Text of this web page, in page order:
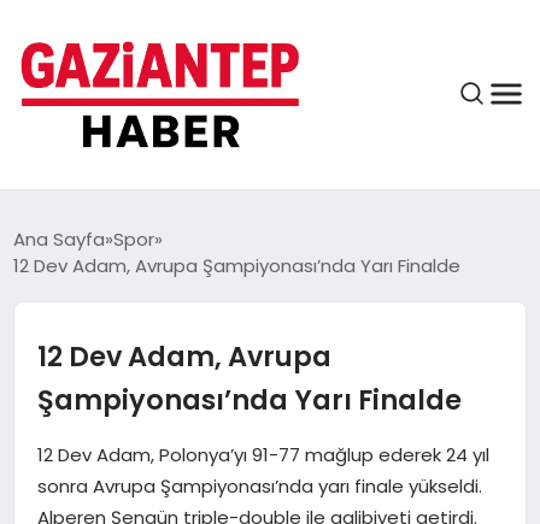
ASAYIŞ
FINANS
KÜLTÜR VE SANAT
Ana Sayfa Spor
12 Dev Adam, Avrupa Şampiyonası’nda Yarı Finalde
12 Dev Adam, Avrupa
Şampiyonası’nda Yarı Finalde
12 Dev Adam, Polonya’yı 91-77 mağlup ederek 24 yıl
sonra Avrupa Şampiyonası’nda yarı finale yükseldi.
Alperen Şengün triple-double ile galibiyeti getirdi.